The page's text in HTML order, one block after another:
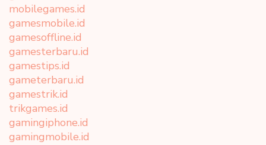
mobilegames.id
gamesmobile.id
gamesoffline.id
gamesterbaru.id
gamestips.id
gameterbaru.id
gamestrik.id
trikgames.id
gamingiphone.id
gamingmobile.id